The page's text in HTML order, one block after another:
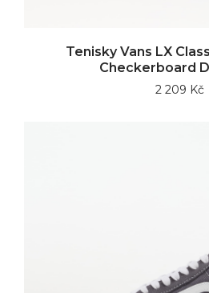
Tenisky Vans LX
Checkerboard
2 209 Kč